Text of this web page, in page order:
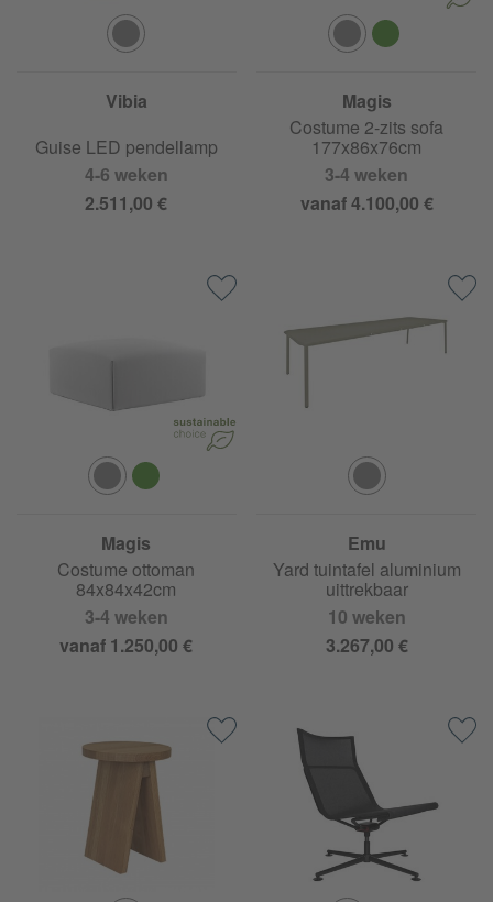
Vibia
Guise LED pendellamp
4-6 weken
2.511,00 €
Magis
Costume 2-zits sofa
177x86x76cm
3-4 weken
vanaf 4.100,00 €
Magis
Costume ottoman
84x84x42cm
3-4 weken
vanaf 1.250,00 €
Emu
Yard tuintafel aluminium
uittrekbaar
10 weken
3.267,00 €